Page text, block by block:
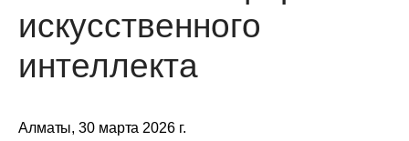
искусственного
интеллекта
Алматы, 30 марта 2026 г.